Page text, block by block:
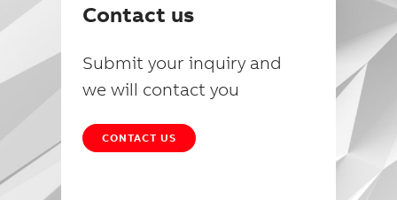
Contact us
Submit your inquiry and
we will contact you
CONTACT US